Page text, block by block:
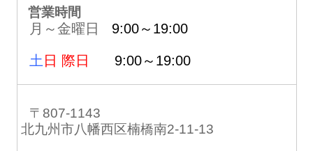
営業時間
月～金曜日 9:00～19:00
土 日 際日 9:00～19:00
〒807-1143
北九州市八幡西区楠橋南2-11-13